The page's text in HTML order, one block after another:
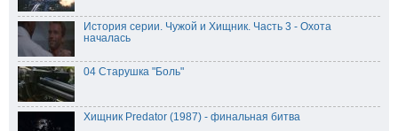
История серии. Чужой и Хищник. Часть 3 - Охота
началась
04 Старушка "Боль"
Хищник Predator (1987) - финальная битва